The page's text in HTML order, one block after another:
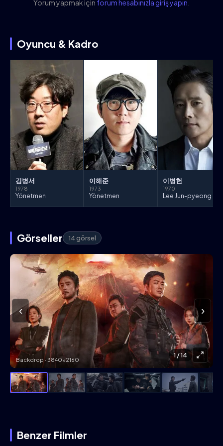
Yorum yapmak için forum hesabınızla giriş yapın
Oyuncu & Kadro
김병서
1978
Yönetmen
이해준
1973
Yönetmen
이병헌
1970
Lee Jun-pyeong
Görseller 14 görsel
‹
Backdrop · 3840×2160
›
1/ 14
Benzer Filmler